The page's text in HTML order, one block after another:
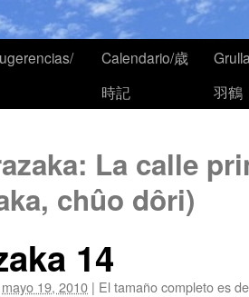
Calendario/歳
時記
羽鶴
La calle
chûo dôri)
14
mayo 19, 2010 | El tamaño completo es